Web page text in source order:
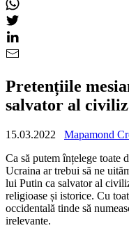
Pretențiile
salvator al
15.03.2022 Mapamond
Ca să putem înțelege toate
Ucraina ar trebui să ne
lui Putin ca salvator al
religioase și istorice. Cu
occidentală tinde să
irelevante.